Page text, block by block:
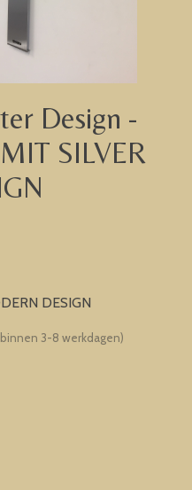
Design -
SILVER
DESIGN
3-8 werkdagen)